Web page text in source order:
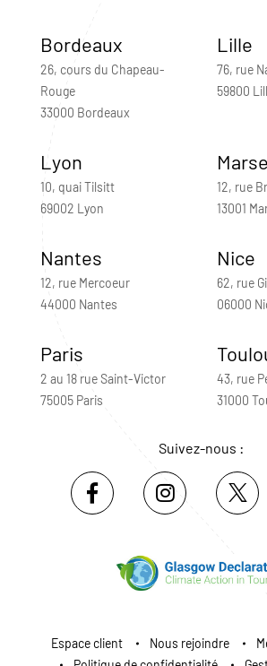
Bordeaux
26, cours du Chapeau-
Rouge
33000 Bordeaux
Lille
76, rue
59800
Lyon
10, quai Tilsitt
69002 Lyon
12, rue
13001
Nantes
12, rue Mercoeur
44000 Nantes
Nice
62, rue
06000
Paris
2 au 18 rue Saint-Victor
75005 Paris
43, rue
31000
Suivez-nous :
Espace client Nous rejoindre